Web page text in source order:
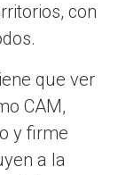
con
que ver
CAM,
y firme
a la